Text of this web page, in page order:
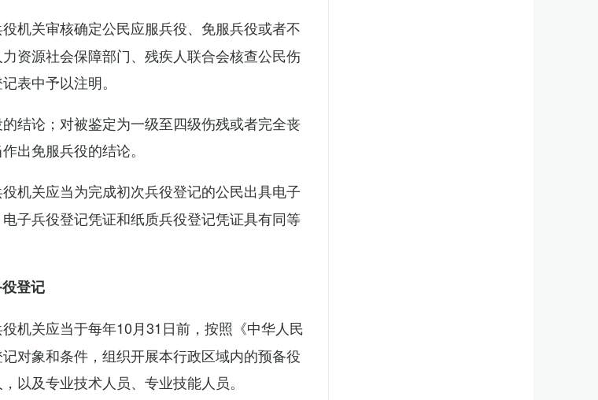
机关审核确定公民应服兵役、免服兵役或者不
资源社会保障部门、残疾人联合会核查公民伤
表中予以注明。
结论；对被鉴定为一级至四级伤残或者完全丧
出免服兵役的结论。
机关应当为完成初次兵役登记的公民出具电子
子兵役登记凭证和纸质兵役登记凭证具有同等
登记
机关应当于每年10月31日前，按照《中华人民
对象和条件，组织开展本行政区域内的预备役
以及专业技术人员、专业技能人员。